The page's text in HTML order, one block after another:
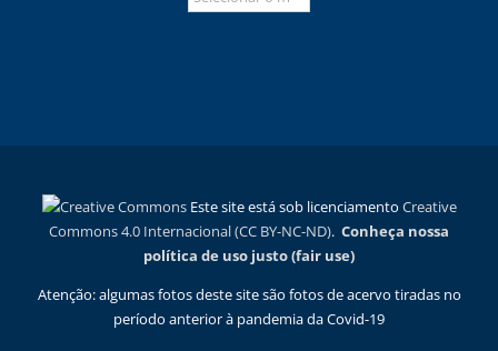
Este site está sob licenciamento Creative
Commons 4.0 Internacional (CC BY-NC-ND). Conheça nossa
política de uso justo (fair use)
Atenção: algumas fotos deste site são fotos de acervo tiradas no
período anterior à pandemia da Covid-19